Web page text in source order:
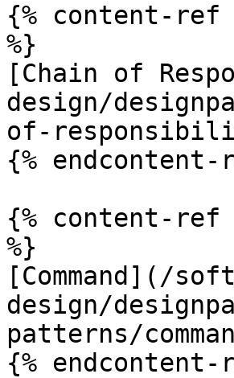
{% content-ref
%}
[Chain of
design/
of-
{% endcontent-
{% content-ref
%}
[Command](/
design/
patterns/
{% endcontent-